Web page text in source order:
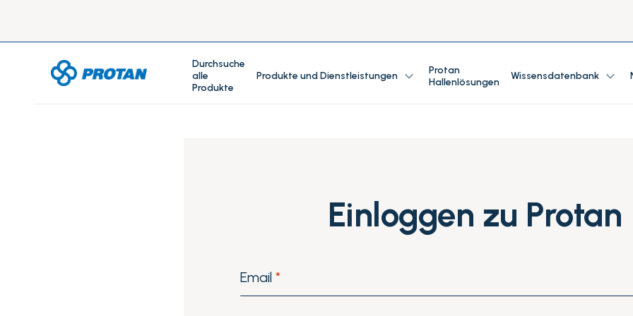
Durchsuche
alle
Produkte
Produkte und Dienstleistungen expand_more
Protan
Hallenlösungen
Wissensdatenbank expand_more
Einloggen zu Protan
Email *